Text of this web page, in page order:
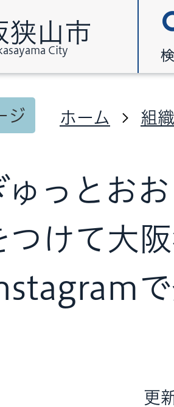
狭山市
City
ジ ホーム 組
ゅっとお
つけて大
更